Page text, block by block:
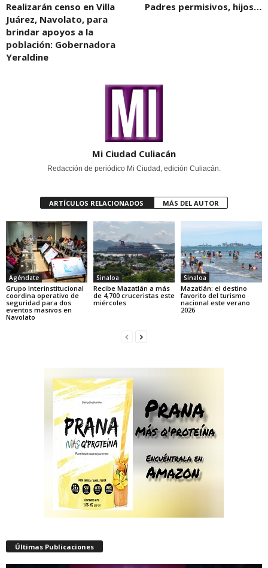
Realizarán censo en Villa
Juárez, Navolato, para
brindar apoyos a la
población: Gobernadora
Yeraldine
Padres permisivos, hijos…
Mi Ciudad Culiacán
Redacción de periódico Mi Ciudad, edición Culiacán.
ARTÍCULOS RELACIONADOS MÁS DEL AUTOR
Agéndate
Grupo Interinstitucional
coordina operativo de
seguridad para dos
eventos masivos en
Navolato
Sinaloa
Recibe Mazatlán a más
de 4,700 cruceristas este
miércoles
Sinaloa
Mazatlán: el destino
favorito del turismo
nacional este verano
2026
Últimas Publicaciones